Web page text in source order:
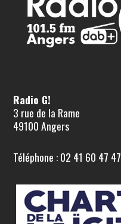
Radio G!
3 rue de la Rame
49100 Angers
Téléphone : 02 41 60 47 47